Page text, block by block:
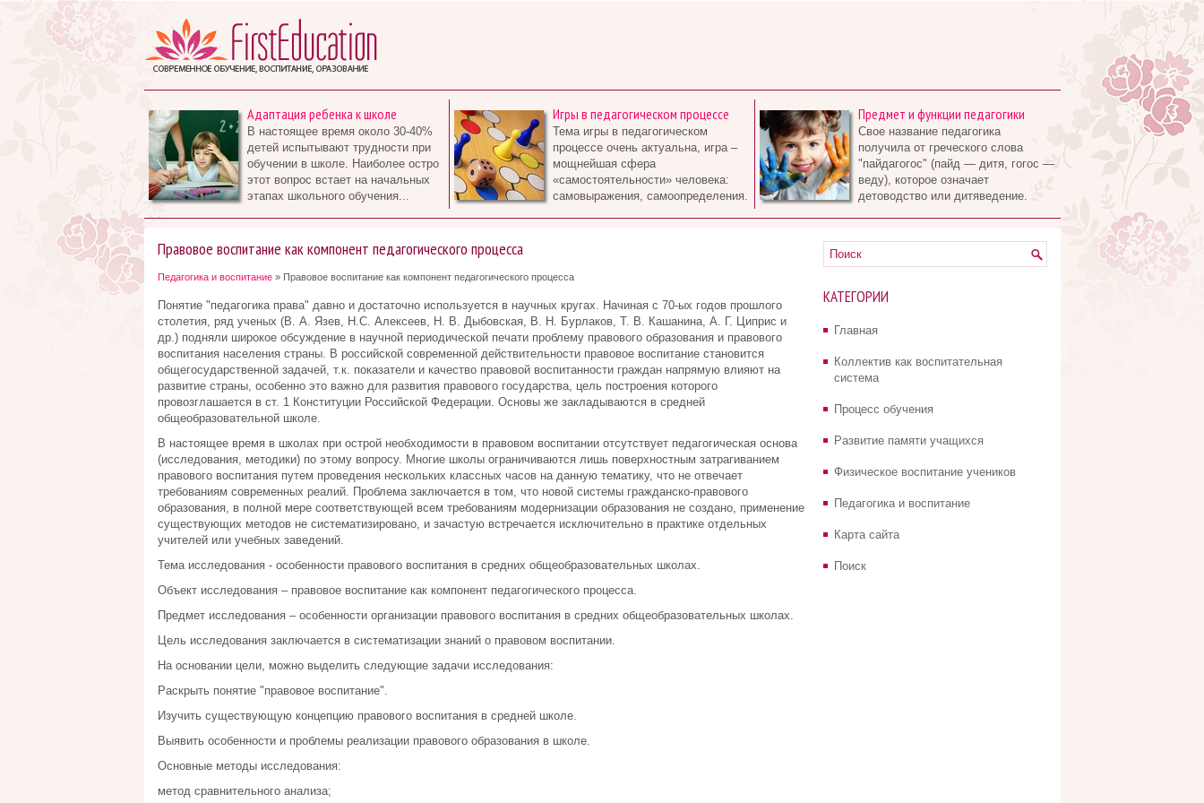
Адаптация ребенка к школе
В настоящее время около 30-40%
детей испытывают трудности при
обучении в школе. Наиболее остро
этот вопрос встает на начальных
этапах школьного обучения...
Игры в педагогическом процессе
Тема игры в педагогическом
процессе очень актуальна, игра –
мощнейшая сфера
«самостоятельности» человека:
самовыражения, самоопределения.
Предмет и функции педагогики
Свое название педагогика
получила от греческого слова
"пайдагогос" (пайд — дитя, гогос —
веду), которое означает
детоводство или дитяведение.
Правовое воспитание как компонент педагогического процесса
Педагогика и воспитание» Правовое воспитание как компонент педагогического процесса
Понятие "педагогика права" давно и достаточно используется в научных кругах. Начиная с 70-ых годов прошлого
столетия, ряд ученых (В. А. Язев, Н.С. Алексеев, Н. В. Дыбовская, В. Н. Бурлаков, Т. В. Кашанина, А. Г. Циприс и
др.) подняли широкое обсуждение в научной периодической печати проблему правового образования и правового
воспитания населения страны. В российской современной действительности правовое воспитание становится
общегосударственной задачей, т.к. показатели и качество правовой воспитанности граждан напрямую влияют на
развитие страны, особенно это важно для развития правового государства, цель построения которого
провозглашается в ст. 1 Конституции Российской Федерации. Основы же закладываются в средней
общеобразовательной школе.
В настоящее время в школах при острой необходимости в правовом воспитании отсутствует педагогическая основа
(исследования, методики) по этому вопросу. Многие школы ограничиваются лишь поверхностным затрагиванием
правового воспитания путем проведения нескольких классных часов на данную тематику, что не отвечает
требованиям современных реалий. Проблема заключается в том, что новой системы гражданско-правового
образования, в полной мере соответствующей всем требованиям модернизации образования не создано, применение
существующих методов не систематизировано, и зачастую встречается исключительно в практике отдельных
учителей или учебных заведений.
Тема исследования - особенности правового воспитания в средних общеобразовательных школах.
Объект исследования – правовое воспитание как компонент педагогического процесса.
Предмет исследования – особенности организации правового воспитания в средних общеобразовательных школах.
Цель исследования заключается в систематизации знаний о правовом воспитании.
На основании цели, можно выделить следующие задачи исследования:
Раскрыть понятие "правовое воспитание".
Изучить существующую концепцию правового воспитания в средней школе.
Выявить особенности и проблемы реализации правового образования в школе.
Основные методы исследования:
метод сравнительного анализа;
КАТЕГОРИИ
Главная
Коллектив как воспитательная
система
Процесс обучения
Развитие памяти учащихся
Физическое воспитание учеников
Педагогика и воспитание
Карта сайта
Поиск